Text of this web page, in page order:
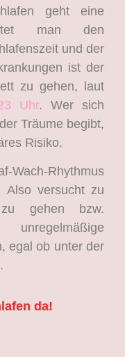
geht eine
man den
und der
ist der
zu gehen, laut
Uhr. Wer sich
Träume begibt,
Risiko.
Rhythmus
Also versucht zu
gehen bzw.
egal ob unter der
da!